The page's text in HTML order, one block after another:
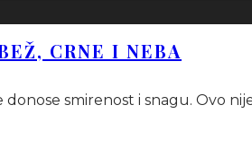
CRNE I NEBA
smirenost i snagu. Ovo